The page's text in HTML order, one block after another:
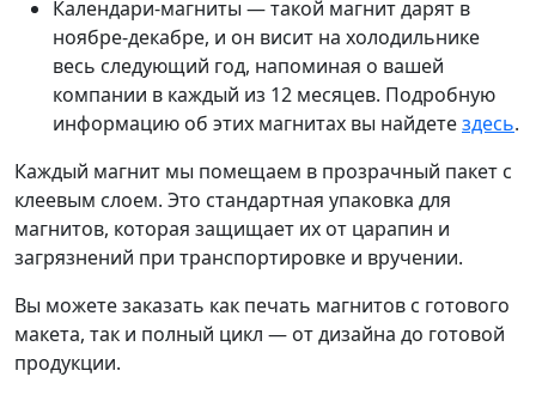
Календари-магниты — такой магнит дарят в
ноябре-декабре, и он висит на холодильнике
весь следующий год, напоминая о вашей
компании в каждый из 12 месяцев. Подробную
информацию об этих магнитах вы найдетездесь.
Каждый магнит мы помещаем в прозрачный пакет с
клеевым слоем. Это стандартная упаковка для
магнитов, которая защищает их от царапин и
загрязнений при транспортировке и вручении.
Вы можете заказать как печать магнитов с готового
макета, так и полный цикл — от дизайна до готовой
продукции.